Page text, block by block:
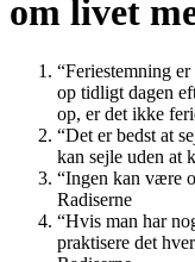
om livet
“Feriestemning
op tidligt dagen
op, er det ikke
“Det er bedst at
kan sejle uden at
“Ingen kan være
Radiserne
“Hvis man har
praktisere det